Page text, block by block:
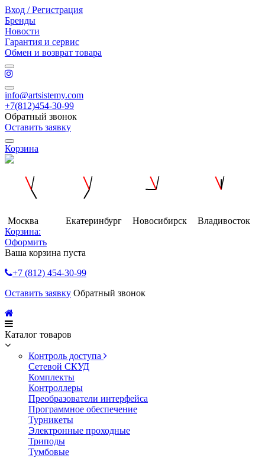
Вход / Регистрация
Бренды
Новости
Гарантия и сервис
Обмен и возврат товара
info@artsistemy.com
+7(812)454-30-99
Обратный звонок
Оставить заявку
Корзина
Москва Екатеринбург Новосибирск
Владивосток
Корзина:
Оформить
Ваша корзина пуста
+7 (812) 454-30-99
Оставить заявку Обратный звонок
Каталог товаров
Контроль доступа
Сетевой СКУД
Комплекты
Контроллеры
Преобразователи интерфейса
Программное обеспечение
Турникеты
Электронные проходные
Триподы
Тумбовые